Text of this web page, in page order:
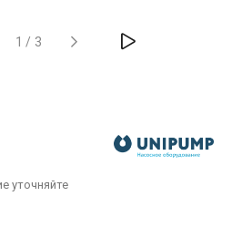
1 / 3
уточняйте